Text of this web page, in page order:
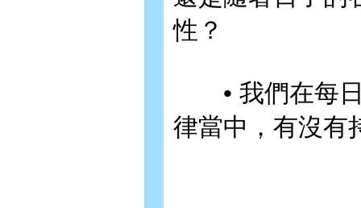
性？
• 我們在每日
律當中，有沒有